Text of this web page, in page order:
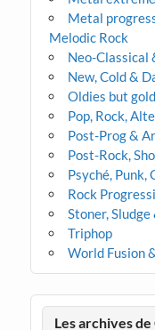
Metal
Melodic Rock
Neo-Classical
New, Cold &
Oldies but
Pop, Rock,
Post-Prog &
Post-Rock,
Psyché, Punk,
Rock
Stoner, Sludge
Triphop
World Fusion
Les archives de